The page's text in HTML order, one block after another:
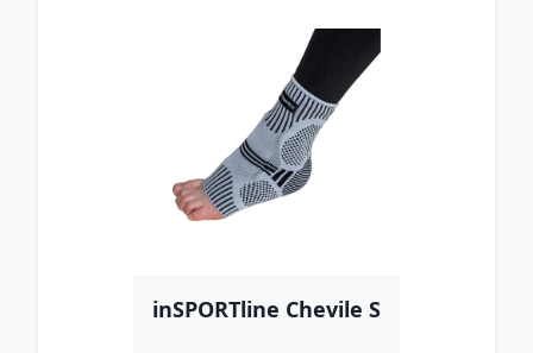
inSPORTline Chevile S